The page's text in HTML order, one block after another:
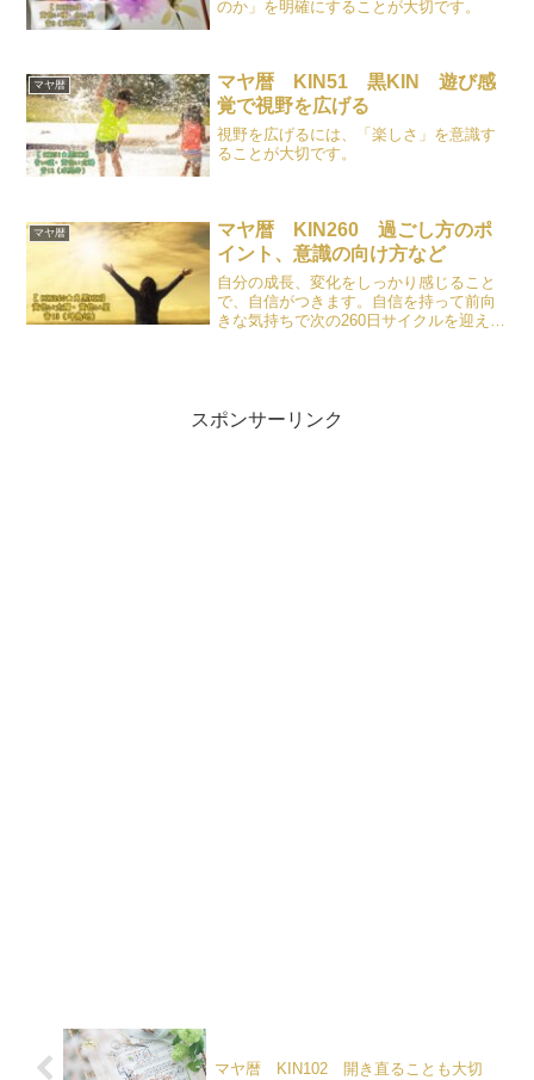
のか」を明確にすることが大切です。
マヤ暦
マヤ暦 KIN51 黒KIN 遊び感
覚で視野を広げる
視野を広げるには、「楽しさ」を意識す
ることが大切です。
マヤ暦
マヤ暦 KIN260 過ごし方のポ
イント、意識の向け方など
自分の成長、変化をしっかり感じること
で、自信がつきます。自信を持って前向
きな気持ちで次の260日サイクルを迎えま
スポンサーリンク
マヤ暦 KIN102 開き直ることも大切